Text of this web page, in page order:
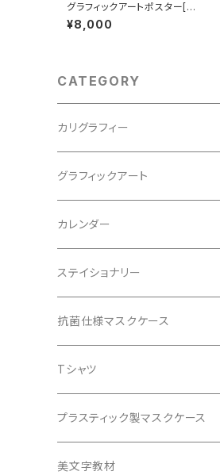
グラフィックアートポスター[R
ecycle Robot] B1サイズ
¥8,000
CATEGORY
カリグラフィー
西尾真紀
松石樹泉
グラフィックアート
ポスター
松石博幸
松石博幸
カレンダー
ステイショナリー
エアクリーンペーパー商品
レターセット
ブックカバー
抗菌仕様マスクケース
Tシャツ
プラスティック製マスクケース
美文字教材